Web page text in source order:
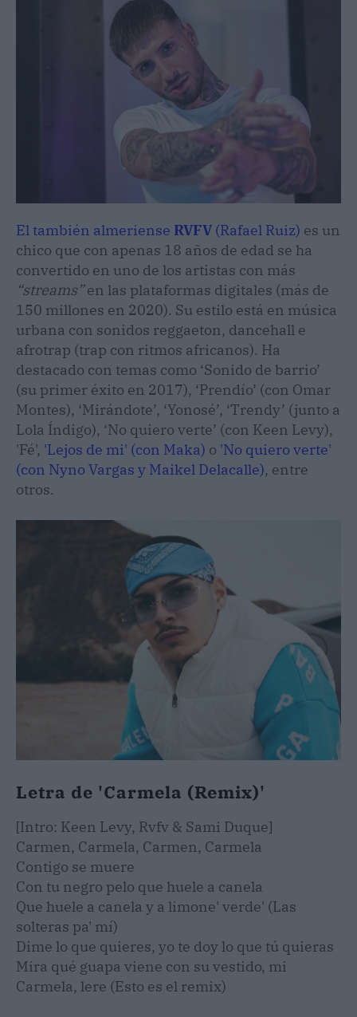
El también almeriense RVFV (Rafael Ruiz) es un
chico que con apenas 18 años de edad se ha
convertido en uno de los artistas con más
“streams”en las plataformas digitales (más de
150 millones en 2020). Su estilo está en música
urbana con sonidos reggaeton, dancehall e
afrotrap (trap con ritmos africanos). Ha
destacado con temas como ‘Sonido de barrio’
(su primer éxito en 2017), ‘Prendío’ (con Omar
Montes), ‘Mirándote’, ‘Yonosé’, ‘Trendy’ (junto a
Lola Índigo), ‘No quiero verte’ (con Keen Levy),
'Fé', 'Lejos de mi' (con Maka) o 'No quiero verte'
(con Nyno Vargas y Maikel Delacalle), entre
otros.
Letra de 'Carmela (Remix)'
[Intro: Keen Levy, Rvfv & Sami Duque]
Carmen, Carmela, Carmen, Carmela
Contigo se muere
Con tu negro pelo que huele a canela
Que huele a canela y a limone' verde' (Las
solteras pa' mí)
Dime lo que quieres, yo te doy lo que tú quieras
Mira qué guapa viene con su vestido, mi
Carmela, lere (Esto es el remix)